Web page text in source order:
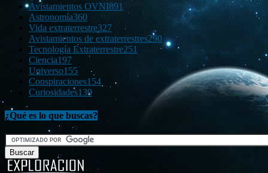
Avistamientos OVNI891
Astronomía360
Vida extraterrestre327
Avistamientos de extraterrestres290
Tecnología Extraterrestre251
Ciencia197
Universo155
Conspiraciones154
Curiosidades139
¿Qué es lo que buscas?